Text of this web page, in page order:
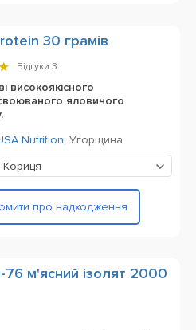
30 грамів
Відгуки 3
високоякісного
яловичого
Nutrition, Угорщина
Кориця
про надходження
76 м'ясний ізолят 2000